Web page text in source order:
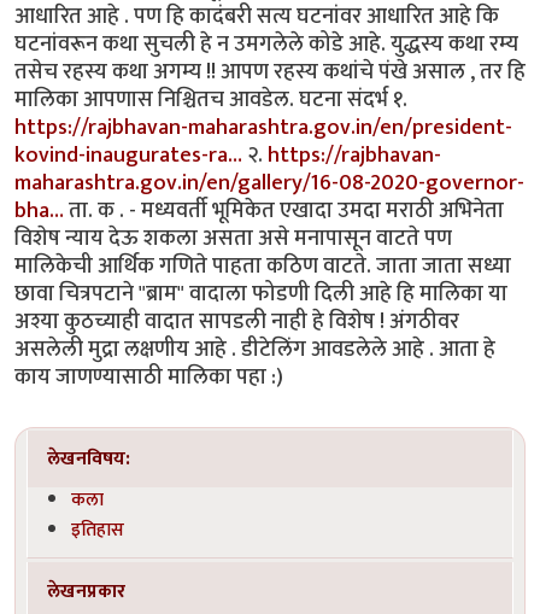
आधारित आहे . पण हि कादंबरी सत्य घटनांवर आधारित आहे कि
घटनांवरून कथा सुचली हे न उमगलेले कोडे आहे. युद्धस्य कथा रम्य
तसेच रहस्य कथा अगम्य !! आपण रहस्य कथांचे पंखे असाल , तर हि
मालिका आपणास निश्चितच आवडेल. घटना संदर्भ १.
https://rajbhavan-maharashtra.gov.in/en/president-
kovind-inaugurates-ra…२.https://rajbhavan-
maharashtra.gov.in/en/gallery/16-08-2020-governor-
bha…ता. क . - मध्यवर्ती भूमिकेत एखादा उमदा मराठी अभिनेता
विशेष न्याय देऊ शकला असता असे मनापासून वाटते पण
मालिकेची आर्थिक गणिते पाहता कठिण वाटते. जाता जाता सध्या
छावा चित्रपटाने "ब्राम" वादाला फोडणी दिली आहे हि मालिका या
अश्या कुठच्याही वादात सापडली नाही हे विशेष ! अंगठीवर
असलेली मुद्रा लक्षणीय आहे . डीटेलिंग आवडलेले आहे . आता हे
काय जाणण्यासाठी मालिका पहा :)
लेखनविषय:
कला
इतिहास
लेखनप्रकार